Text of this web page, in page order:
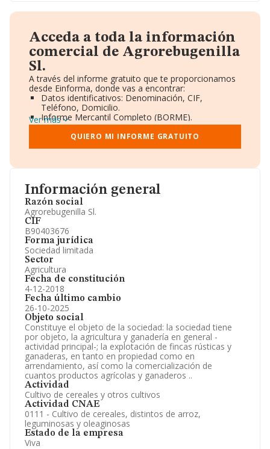
Información general
Razón social
Agrorebugenilla Sl.
CIF
B90403676
Forma jurídica
Sociedad limitada
Sector
Agricultura
Fecha de constitución
4-12-2018
Fecha último cambio
26-10-2025
Objeto social
Constituye el objeto de la sociedad: la sociedad tiene
por objeto, la agricultura y ganadería en general -
actividad principal-; la explotación de fincas rústicas y
ganaderas, en tanto en propiedad como en
arrendamiento, así como la comercialización de
cuantos productos agrícolas y ganaderos ..
Actividad
Cultivo de cereales y otros cultivos
Actividad CNAE
0111 - Cultivo de cereales, distintos de arroz,
leguminosas y oleaginosas
Estado de la empresa
Viva
Acceda a toda la información
comercial de Agrorebugenilla
Sl.
A través del informe gratuito que te proporcionamos
desde Einforma, donde vas a encontrar:
Datos identificativos: Denominación, CIF,
Teléfono, Domicilio.
Informe Mercantil Completo (BORME).
Gráficos de Evolución Ventas y Empleados.
Consejo de Administración y Administradores.
Directivos y Ejecutivos.
Información oficial y registral complementaria.
Ver más
QUIERO MI INFORME GRATUITO